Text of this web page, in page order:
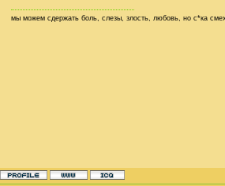
мы можем сдержать боль, слезы, злость, любовь, но с*ка